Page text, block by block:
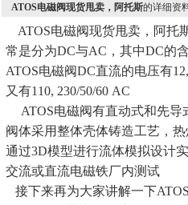
ATOS电磁阀现货甩卖，阿托斯的详细资
ATOS电磁阀现货甩卖，阿托
常是分为DC与AC，其中DC的
ATOS电磁阀DC直流的电压有
又有110, 230/50/60 AC
ATOS电磁阀有直动式和先导
阀体采用整体壳体铸造工艺，
通过3D模型进行流体模拟设计
交流或直流电磁铁厂内测试
接下来再为大家讲解一下